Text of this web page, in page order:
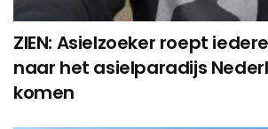
ZIEN: Asielzoeker roept
naar het asielparadijs
komen